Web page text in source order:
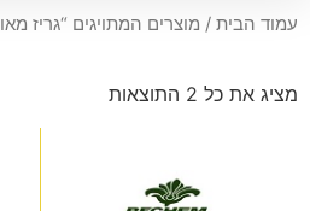
עמוד הבית / מוצרים המתויגים “גריז
מציג את כל 2 התוצאות